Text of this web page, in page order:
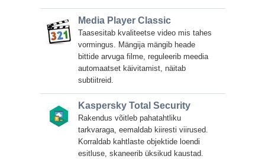
Media Player Classic
Taasesitab kvaliteetse video mis tahes
vormingus. Mängija mängib heade
bittide arvuga filme, reguleerib meedia
automaatset käivitamist, näitab
subtiitreid.
Kaspersky Total Security
Rakendus võitleb pahatahtliku
tarkvaraga, eemaldab kiiresti viirused.
Korraldab kahtlaste objektide loendi
esitluse, skaneerib üksikud kaustad.